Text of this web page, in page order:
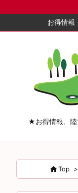
お得情報
★お得情報、陸
Top >